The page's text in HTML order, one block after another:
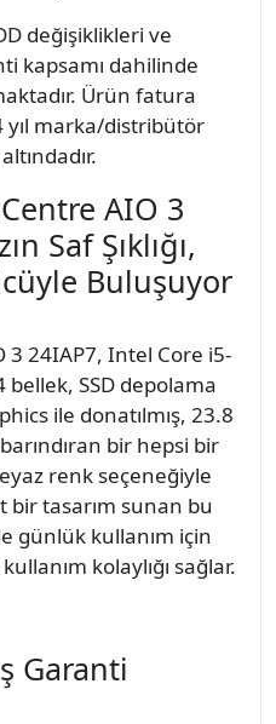
değişiklikleri ve
kapsamı dahilinde
Ürün fatura
marka/distribütör
AIO 3
Saf Şıklığı,
Buluşuyor
24IAP7, Intel Core i5-
bellek, SSD depolama
ile donatılmış, 23.8
bir hepsi bir
renk seçeneğiyle
tasarım sunan bu
günlük kullanım için
kolaylığı sağlar.
Garanti